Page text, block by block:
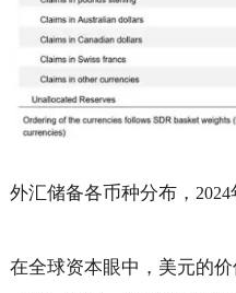
外汇储备各币种分布， 2024
在全球资本眼中，美元的